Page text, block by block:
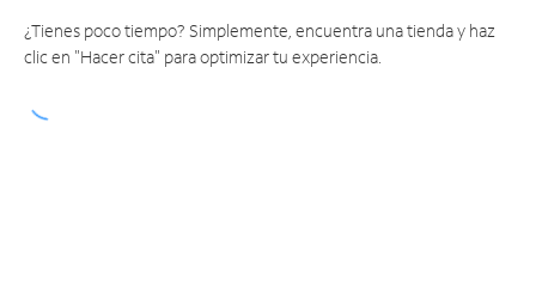
¿Tienes poco tiempo? Simplemente, encuentra una tienda y haz
clic en "Hacer cita" para optimizar tu experiencia.